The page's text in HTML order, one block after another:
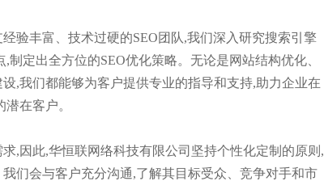
验丰富、技术过硬的SEO团队,我们深入研究搜索引擎
定出全方位的SEO优化策略。无论是网站结构优化、
,我们都能够为客户提供专业的指导和支持,助力企业在
在客户。
,因此,华恒联网络科技有限公司坚持个性化定制的原则,
们会与客户充分沟通,了解其目标受众、竞争对手和市